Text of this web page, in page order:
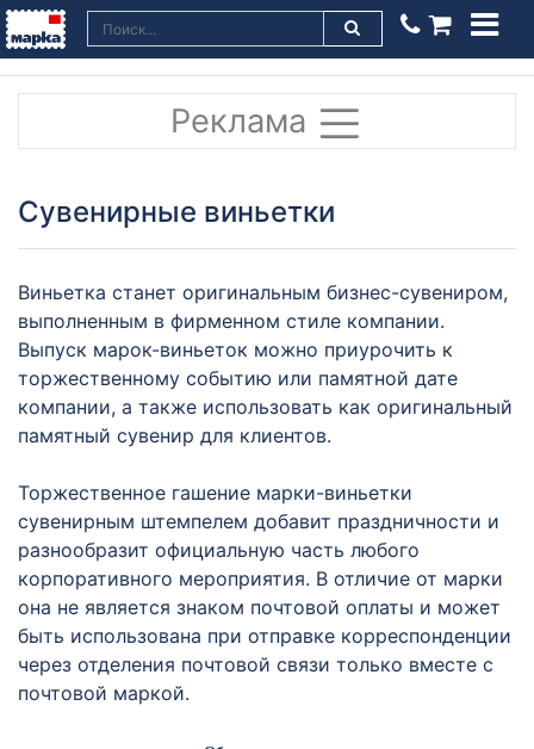
Реклама
Сувенирные виньетки
Виньетка станет оригинальным бизнес-сувениром,
выполненным в фирменном стиле компании.
Выпуск марок-виньеток можно приурочить к
торжественному событию или памятной дате
компании, а также использовать как оригинальный
памятный сувенир для клиентов.
Торжественное гашение марки-виньетки
сувенирным штемпелем добавит праздничности и
разнообразит официальную часть любого
корпоративного мероприятия. В отличие от марки
она не является знаком почтовой оплаты и может
быть использована при отправке корреспонденции
через отделения почтовой связи только вместе с
почтовой маркой.